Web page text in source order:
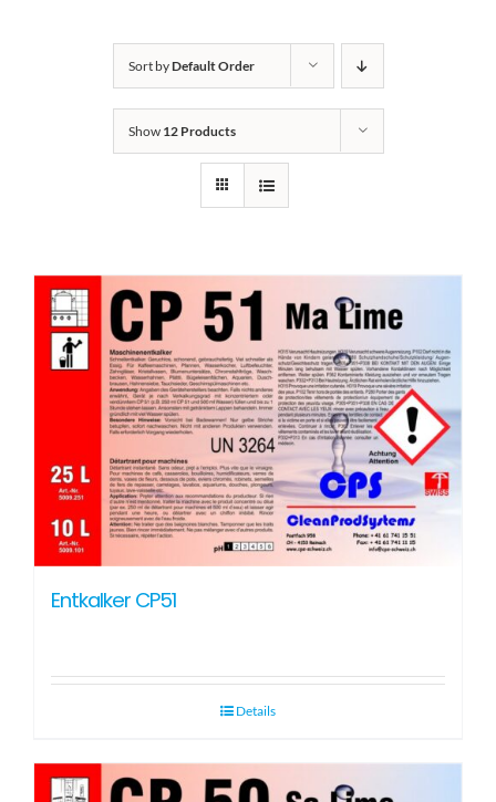
Sort byDefault Order
Show 12 Products
Entkalker CP51
Details